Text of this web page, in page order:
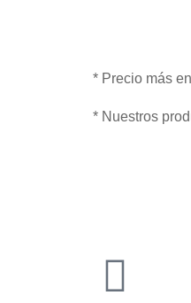
* Precio más
* Nuestros